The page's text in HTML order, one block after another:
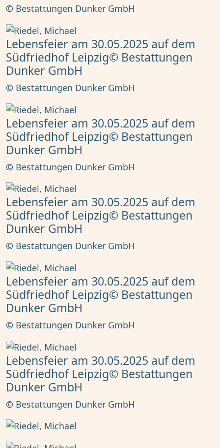
© Bestattungen Dunker GmbH
Lebensfeier am 30.05.2025 auf dem
Südfriedhof Leipzig© Bestattungen
Dunker GmbH
© Bestattungen Dunker GmbH
Lebensfeier am 30.05.2025 auf dem
Südfriedhof Leipzig© Bestattungen
Dunker GmbH
© Bestattungen Dunker GmbH
Lebensfeier am 30.05.2025 auf dem
Südfriedhof Leipzig© Bestattungen
Dunker GmbH
© Bestattungen Dunker GmbH
Lebensfeier am 30.05.2025 auf dem
Südfriedhof Leipzig© Bestattungen
Dunker GmbH
© Bestattungen Dunker GmbH
Lebensfeier am 30.05.2025 auf dem
Südfriedhof Leipzig© Bestattungen
Dunker GmbH
© Bestattungen Dunker GmbH